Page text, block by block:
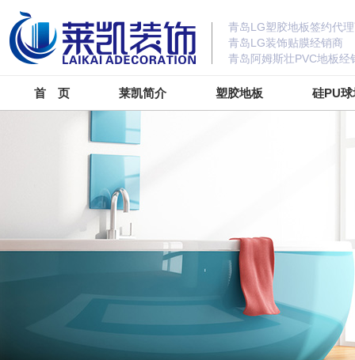
青岛LG塑胶地板签约代
青岛LG装饰贴膜经销商
青岛阿姆斯壮PVC地板经
首 页 莱凯简介 塑胶地板 硅PU球